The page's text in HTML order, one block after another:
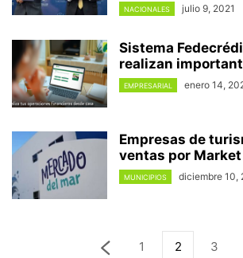
NACIONALES julio 9, 2021
Sistema
realizan
EMPRESARIAL enero 14,
Empresas de
ventas por Market
MUNICIPIOS diciembre 10,
1 2 3